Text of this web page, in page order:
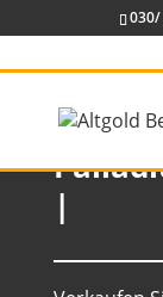
030/
|